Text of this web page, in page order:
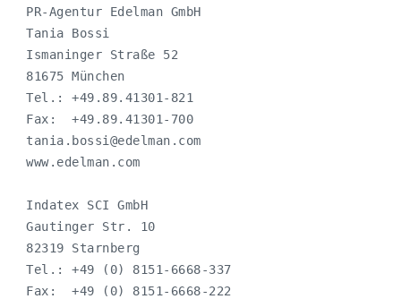
  PR-Agentur Edelman GmbH
  Tania Bossi
  Ismaninger Straße 52
  81675 München
  Tel.: +49.89.41301-821
  Fax:  +49.89.41301-700
tania.bossi@edelman.com
  www.edelman.com
  Indatex SCI GmbH
  Gautinger Str. 10
  82319 Starnberg
  Tel.: +49 (0) 8151-6668-337
  Fax:  +49 (0) 8151-6668-222